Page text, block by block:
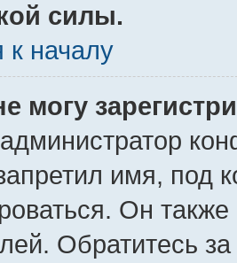
силы.
к началу
могу
имя, под
Он
Обратитесь